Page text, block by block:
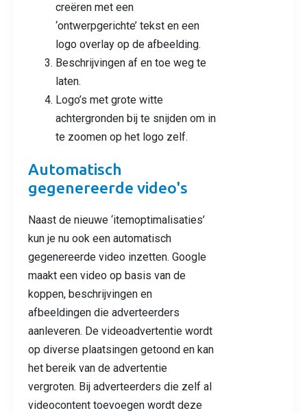
creëren met een
‘ontwerpgerichte’ tekst en een
logo overlay op de afbeelding.
Beschrijvingen af en toe weg te
laten.
Logo’s met grote witte
achtergronden bij te snijden om in
te zoomen op het logo zelf.
Automatisch
gegenereerde video's
Naast de nieuwe ‘itemoptimalisaties’
kun je nu ook een automatisch
gegenereerde video inzetten. Google
maakt een video op basis van de
koppen, beschrijvingen en
afbeeldingen die adverteerders
aanleveren. De videoadvertentie wordt
op diverse plaatsingen getoond en kan
het bereik van de advertentie
vergroten. Bij adverteerders die zelf al
videocontent toevoegen wordt deze